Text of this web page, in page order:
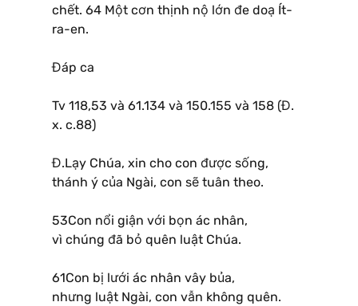
chết. 64 Một cơn thịnh nộ lớn đe doạ Ít-
ra-en.
Đáp ca
Tv 118,53 và 61.134 và 150.155 và 158 (Đ.
x. c.88)
Đ.Lạy Chúa, xin cho con được sống,
thánh ý của Ngài, con sẽ tuân theo.
53Con nổi giận với bọn ác nhân,
vì chúng đã bỏ quên luật Chúa.
61Con bị lưới ác nhân vây bủa,
nhưng luật Ngài, con vẫn không quên.